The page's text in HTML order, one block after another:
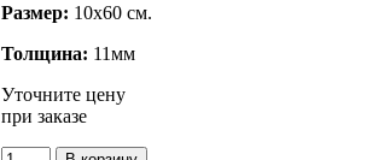
Размер: 10x60 см.
Толщина: 11мм
Уточните цену
при заказе